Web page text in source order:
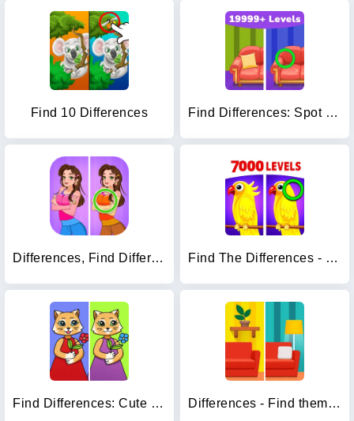
Find 10 Differences Find Differences: Spot Fun
Differences, Find Difference Find The Differences - Spot it
Find Differences: Cute Cats Differences - Find them all